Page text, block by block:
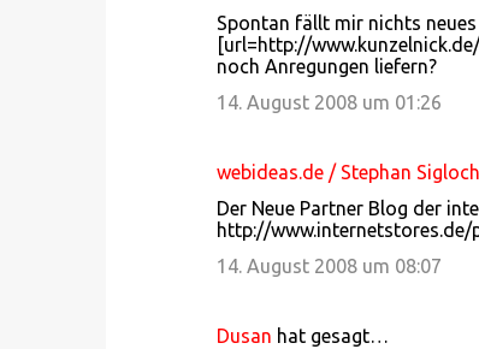
Spontan fällt mir nichts
[url=http://
noch Anregungen liefern?
14. August 2008 um 01:26
webideas.de / Stephan Sigloch
Der Neue Partner Blog der
http://
14. August 2008 um 08:07
Dusan hat gesagt…